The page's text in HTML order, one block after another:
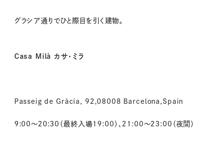
グラシア通りでひと際目を引く建物。
Casa Milà カサ・ミラ
Passeig de Gràcia, 92,08008 Barcelona,Spain
9:00～20:30（最終入場19:00）、21:00～23:00（夜間）